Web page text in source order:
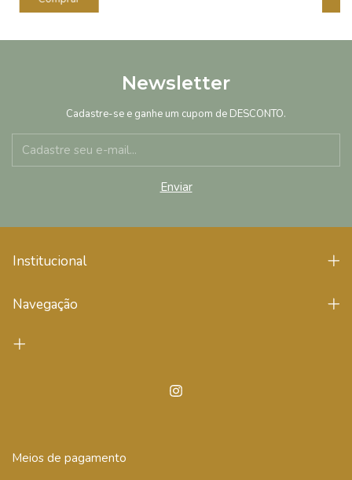
Newsletter
Cadastre-se e ganhe um cupom de DESCONTO.
Institucional
Navegação
Meios de pagamento